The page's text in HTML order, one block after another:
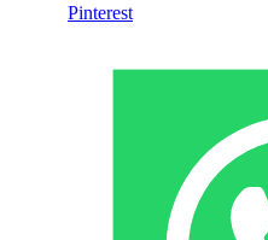
Pinterest